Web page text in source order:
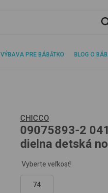
VÝBAVA PRE BÁBÄTKO BLOG O
CHICCO
09075893-2
dielna detská
Vyberte veľkosť!
74